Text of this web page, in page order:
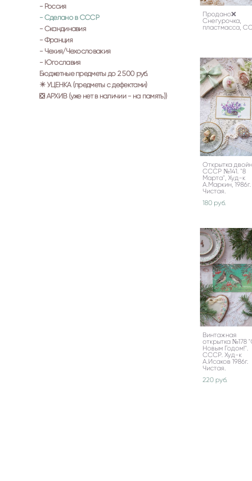
- Россия
- Сделано в СССР
- Скандинавия
- Франция
- Чехия/Чехословакия
- Югославия
Бюджетные предметы до 2 500 руб.
✴️ УЦЕНКА (предметы с дефектами)
❎ АРХИВ (уже нет в наличии - на память))
Продано❌
Снегурочка,
пластмасса,
Открытка
СССР №141. "8
Марта", Худ-к
А.Маркин, 1986г.
Чистая.
180 pуб.
Винтажная
открытка №178
Новым Годом!".
СССР. Худ-к
А.Исаков 1986г.
Чистая.
220 pуб.